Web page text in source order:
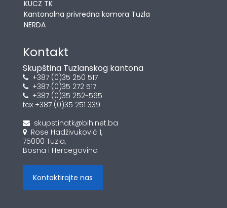
KUCZ TK
Kantonalna privredna komora Tuzla
NERDA
Kontakt
Skupština Tuzlanskog kantona
+387 (0)35 250 517
+387 (0)35 272 517
+387 (0)35 252-565
fax +387 (0)35 251 339
skupstinatk@bih.net.ba
Rose Hadživuković 1,
75000 Tuzla,
Bosna i Hercegovina
Kontaktirajte nas